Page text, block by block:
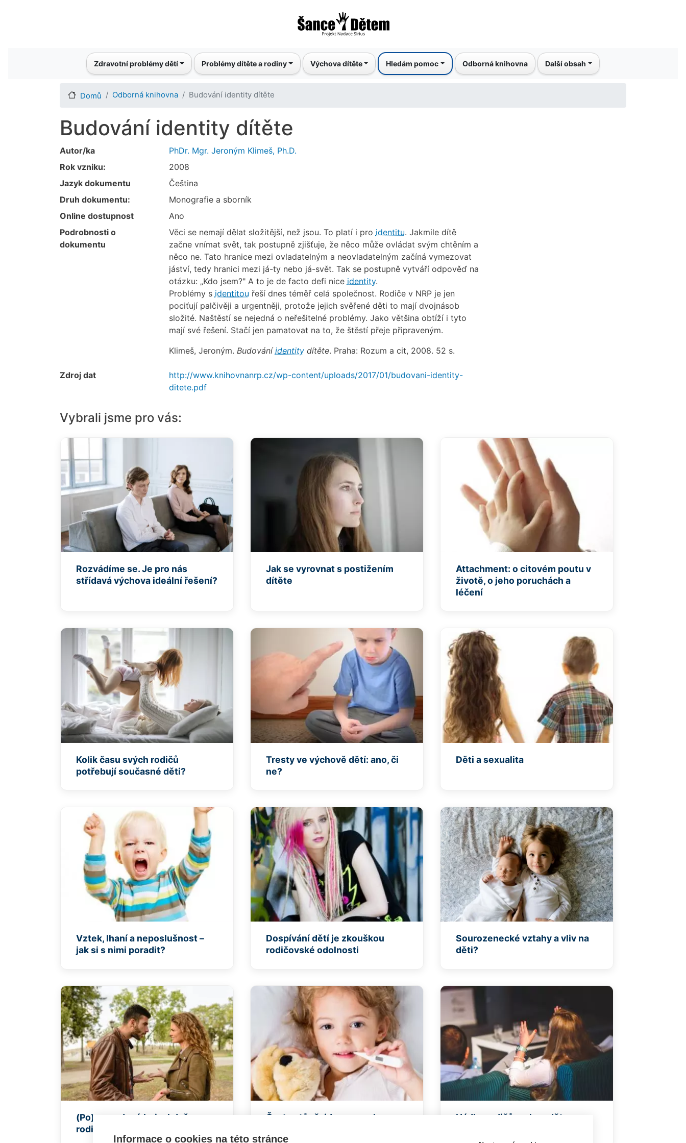
k
hlavnímu
Main navigationZdravotní problémy dětí Problémy dítěte a rodiny Výchova dítěte Hledám pomoc Odborná knihovna Další obsah
Domů Odborná knihovna Budování identity dítěte
Budování identity dítěte
Autor/ka
PhDr. Mgr. Jeroným Klimeš, Ph.D.
Rok vzniku:
2008
Jazyk dokumentu
Čeština
Druh dokumentu:
Monografie a sborník
Online dostupnost
Ano
Podrobnosti o
dokumentu
Věci se nemají dělat složitější, než jsou. To platí i pro identitu. Jakmile dítě
začne vnímat svět, tak postupně zjišťuje, že něco může ovládat svým chtěním a
něco ne. Tato hranice mezi ovladatelným a neovladatelným začíná vymezovat
jáství, tedy hranici mezi já-ty nebo já-svět. Tak se postupně vytváří odpověď na
otázku: „Kdo jsem?" A to je de facto defi nice identity.
Problémy s identitou řeší dnes téměř celá společnost. Rodiče v NRP je jen
pociťují palčivěji a urgentněji, protože jejich svěřené děti to mají dvojnásob
složité. Naštěstí se nejedná o neřešitelné problémy. Jako většina obtíží i tyto
mají své řešení. Stačí jen pamatovat na to, že štěstí přeje připraveným.
Klimeš, Jeroným. Budováníidentitydítěte. Praha: Rozum a cit, 2008. 52 s.
Zdroj dat
http://www.knihovnanrp.cz/wp-content/uploads/2017/01/budovani-identity-
ditete.pdf
Vybrali jsme pro vás:
Rozvádíme se. Je pro nás
střídavá výchova ideální řešení?
Jak se vyrovnat s postižením
dítěte
Attachment: o citovém poutu v
životě, o jeho poruchách a
léčení
Kolik času svých rodičů
potřebují současné děti?
Tresty ve výchově dětí: ano, či
ne?
Děti a sexualita
Vztek, lhaní a neposlušnost –
jak si s nimi poradit?
Dospívání dětí je zkouškou
rodičovské odolnosti
Sourozenecké vztahy a vliv na
děti?
(Po)rozvodové boje: když
rodiče zapomínají na děti
Často stůně: jde o poruchu
Hádky rodičů mohou dětem
Informace o cookies na této stránce